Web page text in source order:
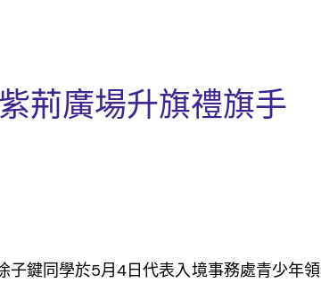
荊廣場升旗禮旗手
子鍵同學於5月4日代表入境事務處青少年領